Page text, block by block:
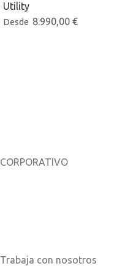
Utility
Desde 8.990,00 €
CORPORATIVO
Trabaja con nosotros